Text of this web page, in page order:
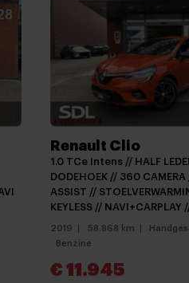
Dakspoiler
Elektronische
keyless entry
LED achterlichten
Lichtmetalen velgen 5-
Mistlampen voor
Achteruitrijcamera
Apple carplay
Multimedia-
Radio
Renault Clio
1.0 TCe Intens // HALF
DODEHOEK // 360 CAMERA
ASSIST //
KEYLESS // NAVI+CARPLAY
2019 58.868 km
Benzine
€ 11.945